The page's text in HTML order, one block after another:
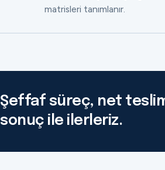
matrisleri tanımlanır.
Şeffaf süreç, net
sonuç ile ilerleriz.